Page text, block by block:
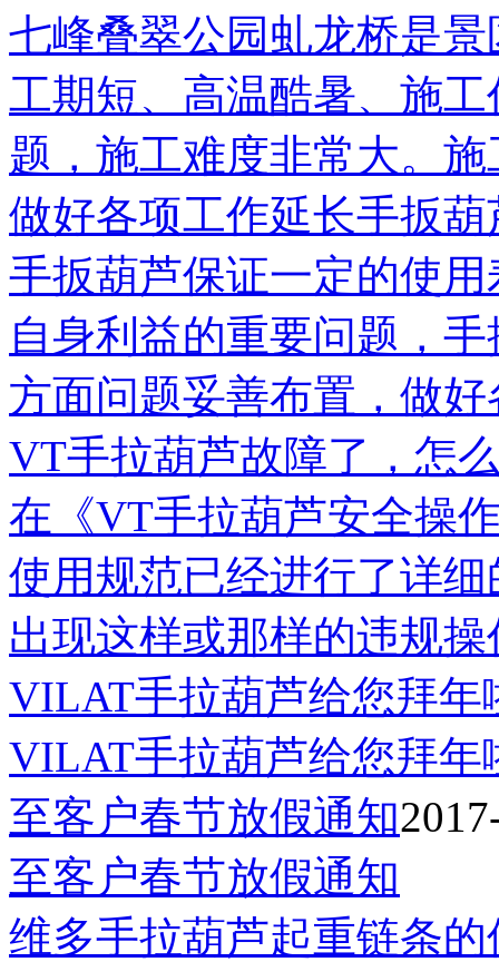
七峰叠翠公园虬龙桥是
工期短、高温酷暑、施
题，施工难度非常大。施
做好各项工作延长手扳葫
手扳葫芦保证一定的使
自身利益的重要问题，
方面问题妥善布置，做
VT手拉葫芦故障了，怎
在《VT手拉葫芦安全操
使用规范已经进行了详
出现这样或那样的违规操
VILAT手拉葫芦给您拜年
VILAT手拉葫芦给您拜年
至客户春节放假通知
至客户春节放假通知
维多手拉葫芦起重链条